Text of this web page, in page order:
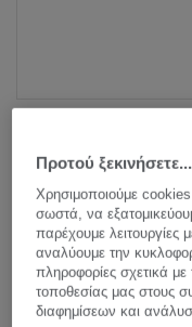
Accessories
Προτού ξεκινήσετε...
Χρησιμοποιούμε
σωστά, να
παρέχουμε λειτουργίες
αναλύουμε την
πληροφορίες σχετικά
τοποθεσίας μας στους
διαφημίσεων και